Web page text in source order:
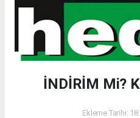
İNDİRİM Mi?
Ekleme Tarihi: